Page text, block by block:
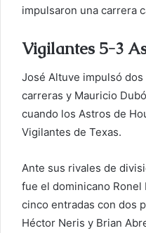
impulsaron una carrera
Vigilantes 5-3
José Altuve impulsó
carreras y Mauricio
cuando los Astros de
Vigilantes de Texas.
Ante sus rivales de
fue el dominicano
cinco entradas con dos
Héctor Neris y Brian